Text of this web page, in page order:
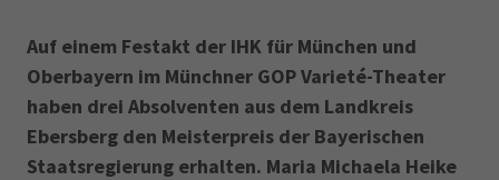
EN
IHK Akademie
Auf einem Festakt der IHK für München und
Oberbayern im Münchner GOP Varieté-Theater
haben drei Absolventen aus dem Landkreis
Ebersberg den Meisterpreis der Bayerischen
Staatsregierung erhalten. Maria Michaela Heike